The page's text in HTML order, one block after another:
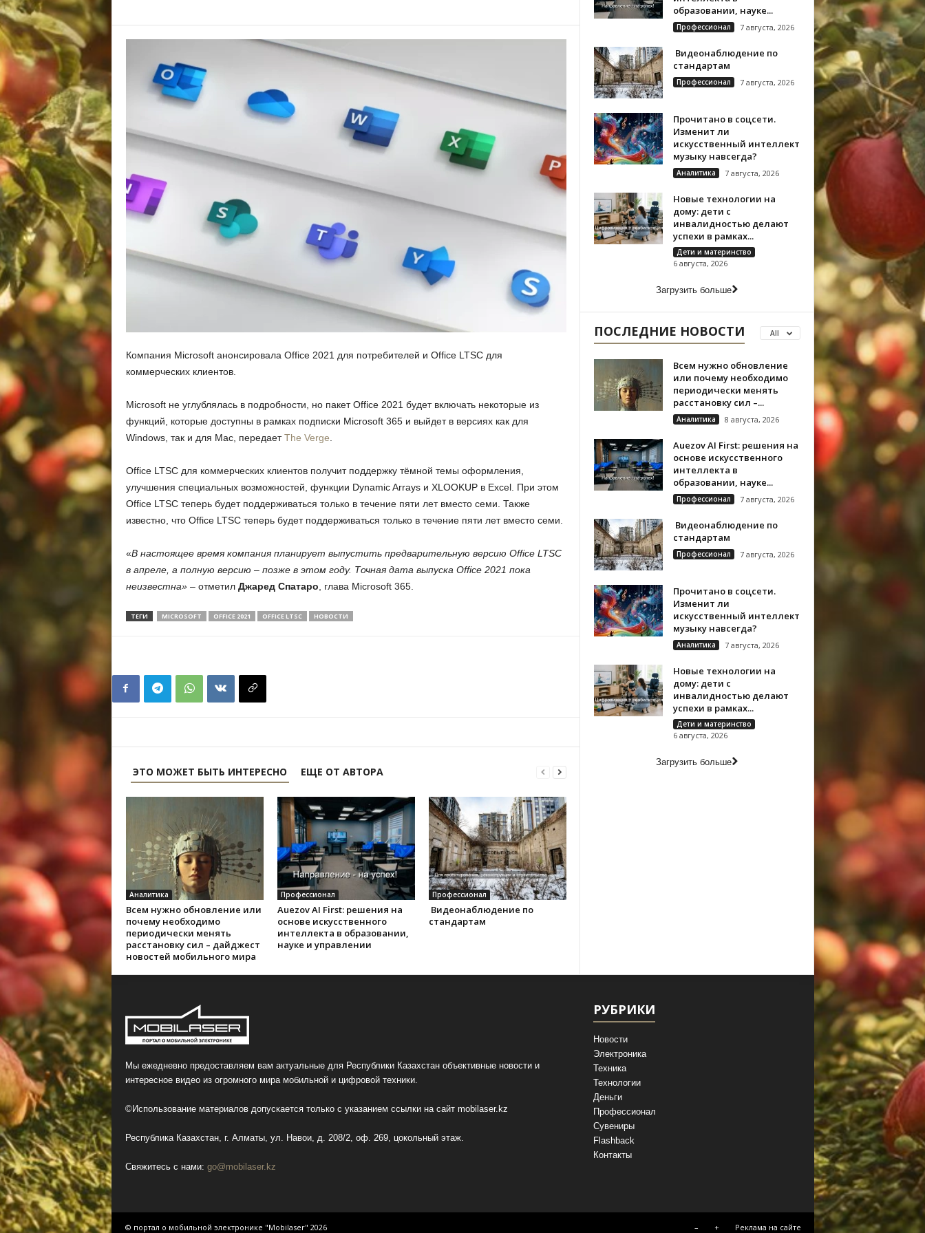
Компания Microsoft анонсировала Office 2021 для потребителей и Office LTSC для
коммерческих клиентов.
Microsoft не углублялась в подробности, но пакет Office 2021 будет включать некоторые из
функций, которые доступны в рамках подписки Microsoft 365 и выйдет в версиях как для
Windows, так и для Mac, передаетThe Verge
Office LTSC для коммерческих клиентов получит поддержку тёмной темы оформления,
улучшения специальных возможностей, функции Dynamic Arrays и XLOOKUP в Excel. При этом
Office LTSC теперь будет поддерживаться только в течение пяти лет вместо семи. Также
известно, что Office LTSC теперь будет поддерживаться только в течение пяти лет вместо семи.
«В настоящее время компания планирует выпустить предварительную версию Office LTSC
в апреле, а полную версию – позже в этом году. Точная дата выпуска Office 2021 пока
неизвестна»– отметил Джаред Спатаро , глава Microsoft 365.
ТЕГИ MICROSOFT OFFICE 2021 OFFICE LTSC НОВОСТИ
ЭТО МОЖЕТ БЫТЬ ИНТЕРЕСНО ЕЩЕ ОТ АВТОРА
Аналитика
Всем нужно обновление или
почему необходимо
периодически менять
расстановку сил – дайджест
новостей мобильного мира
Профессионал
Auezov AI First: решения на
основе искусственного
интеллекта в образовании,
науке и управлении
Профессионал
Видеонаблюдение по
стандартам
образовании, науке...
Профессионал 7 августа, 2026
Видеонаблюдение по
стандартам
Профессионал 7 августа, 2026
Прочитано в соцсети.
Изменит ли
искусственный интеллект
музыку навсегда?
Аналитика 7 августа, 2026
Новые технологии на
дому: дети с
инвалидностью делают
успехи в рамках...
Дети и материнство
6 августа, 2026
Загрузить больше
ПОСЛЕДНИЕ НОВОСТИ All
Всем нужно обновление
или почему необходимо
периодически менять
расстановку сил –...
Аналитика 8 августа, 2026
Auezov AI First: решения на
основе искусственного
интеллекта в
образовании, науке...
Профессионал 7 августа, 2026
Видеонаблюдение по
стандартам
Профессионал 7 августа, 2026
Прочитано в соцсети.
Изменит ли
искусственный интеллект
музыку навсегда?
Аналитика 7 августа, 2026
Новые технологии на
дому: дети с
инвалидностью делают
успехи в рамках...
Дети и материнство
6 августа, 2026
Загрузить больше
Мы ежедневно предоставляем вам актуальные для Республики Казахстан объективные новости и
интересное видео из огромного мира мобильной и цифровой техники.
©Использование материалов допускается только с указанием ссылки на сайт mobilaser.kz
Республика Казахстан, г. Алматы, ул. Навои, д. 208/2, оф. 269, цокольный этаж.
Свяжитесь с нами: go@mobilaser.kz
РУБРИКИ
Новости
Электроника
Техника
Технологии
Деньги
Профессионал
Сувениры
Flashback
Контакты
– + Реклама на сайте
© портал о мобильной электронике "Mobilaser" 2026